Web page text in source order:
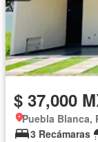
$ 37,000
Puebla Blanca,
3 Recámaras